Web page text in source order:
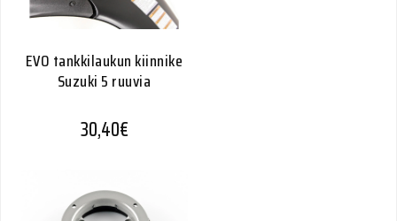
EVO tankkilaukun kiinnike
Suzuki 5 ruuvia
30,40€